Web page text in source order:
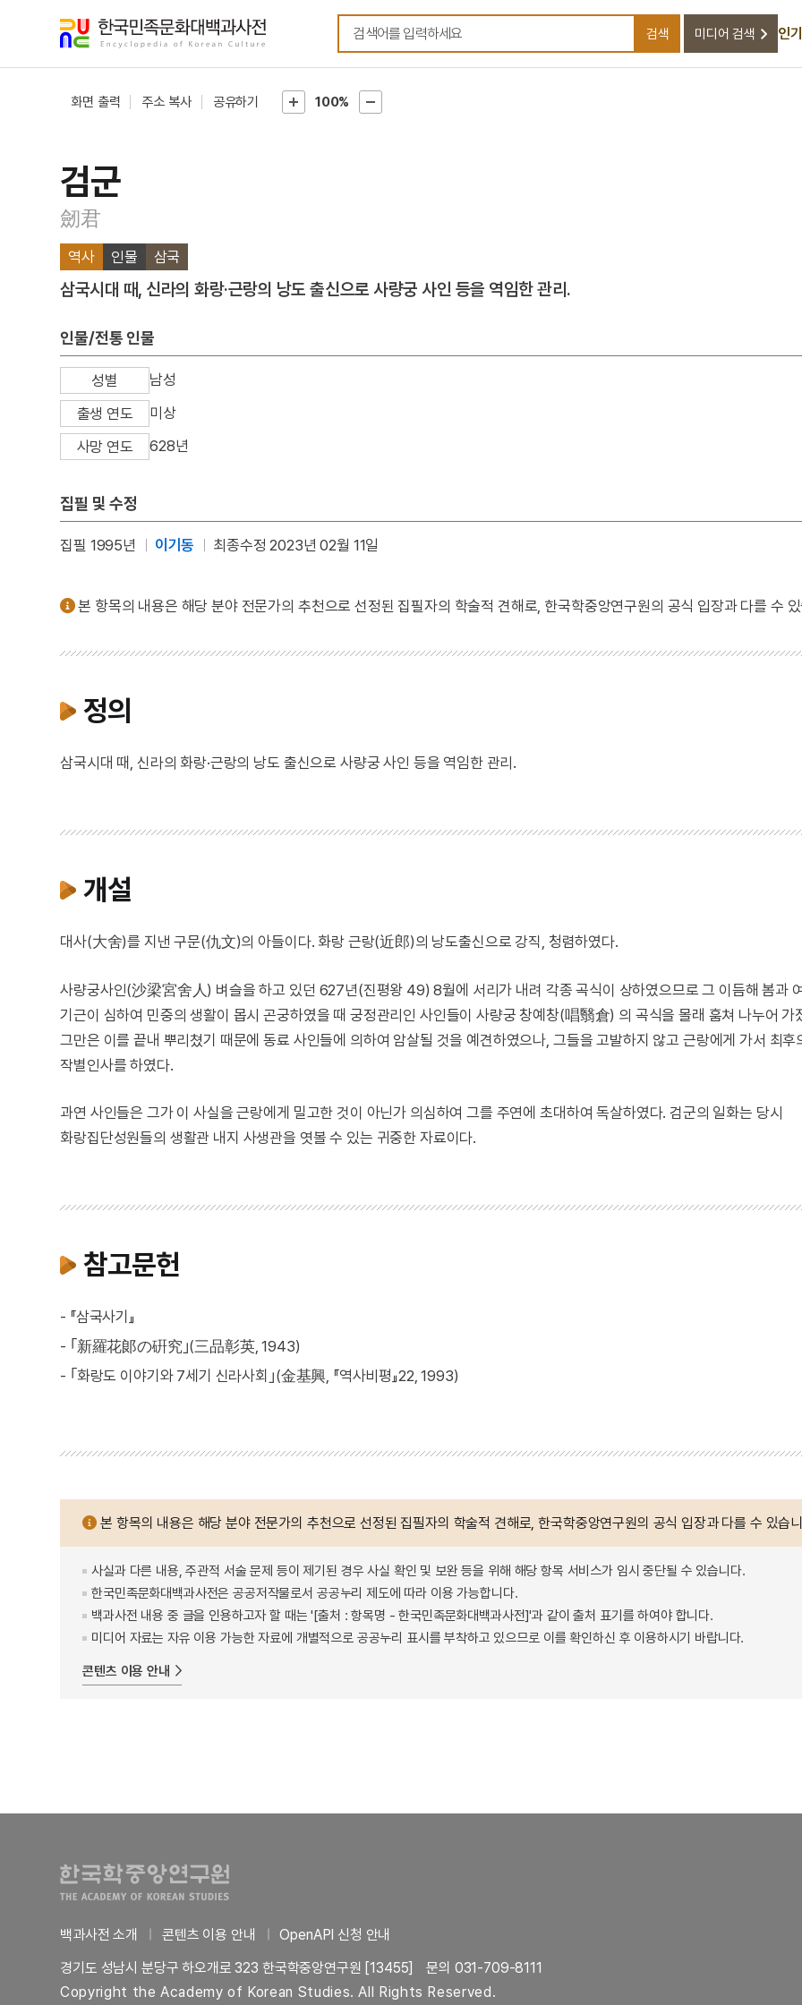
검색어를 입력하세요
검색 미디어 검색 인
화면 출력 주소 복사 공유하기 100%
검군
劒君
역사 인물 삼국
삼국시대 때, 신라의 화랑·근랑의 낭도 출신으로 사량궁 사인 등을 역임한 관리.
인물/전통 인물
성별
남성
출생 연도
미상
사망 연도
628년
집필 및 수정
집필 1995년 이기동 최종수정 2023년 02월 11일
본 항목의 내용은 해당 분야 전문가의 추천으로 선정된 집필자의 학술적 견해로, 한국학중앙연구원의 공식 입장과 다를 수
정의
삼국시대 때, 신라의 화랑·근랑의 낭도 출신으로 사량궁 사인 등을 역임한 관리.
개설
대사(大舍)를 지낸 구문(仇文)의 아들이다. 화랑 근랑(近郎)의 낭도출신으로 강직, 청렴하였다.
사량궁사인(沙梁宮舍人) 벼슬을 하고 있던 627년(진평왕 49) 8월에 서리가 내려 각종 곡식이 상하였으므로 그 이듬해 봄과
기근이 심하여 민중의 생활이 몹시 곤궁하였을 때 궁정관리인 사인들이 사량궁 창예창(唱翳倉) 의 곡식을 몰래 훔쳐 나누어 가
그만은 이를 끝내 뿌리쳤기 때문에 동료 사인들에 의하여 암살될 것을 예견하였으나, 그들을 고발하지 않고 근랑에게 가서 최후
작별인사를 하였다.
과연 사인들은 그가 이 사실을 근랑에게 밀고한 것이 아닌가 의심하여 그를 주연에 초대하여 독살하였다. 검군의 일화는 당시
화랑집단성원들의 생활관 내지 사생관을 엿볼 수 있는 귀중한 자료이다.
참고문헌
- 『삼국사기』
- ｢新羅花郞の硏究｣(三品彰英, 1943)
- ｢화랑도 이야기와 7세기 신라사회｣(金基興, 『역사비평』22, 1993)
본 항목의 내용은 해당 분야 전문가의 추천으로 선정된 집필자의 학술적 견해로, 한국학중앙연구원의 공식 입장과 다를 수 있습
사실과 다른 내용, 주관적 서술 문제 등이 제기된 경우 사실 확인 및 보완 등을 위해 해당 항목 서비스가 임시 중단될 수 있습니다.
한국민족문화대백과사전은 공공저작물로서 공공누리 제도에 따라 이용 가능합니다.
백과사전 내용 중 글을 인용하고자 할 때는 '[출처 : 항목명 - 한국민족문화대백과사전]'과 같이 출처 표기를 하여야 합니다.
미디어 자료는 자유 이용 가능한 자료에 개별적으로 공공누리 표시를 부착하고 있으므로 이를 확인하신 후 이용하시기 바랍니다.
콘텐츠 이용 안내
백과사전 소개 콘텐츠 이용 안내
OpenAPI 신청 안내
경기도 성남시 분당구 하오개로 323 한국학중앙연구원 [13455]
문의 031-709-8111
Copyright the Academy of Korean Studies. All Rights Reserved.